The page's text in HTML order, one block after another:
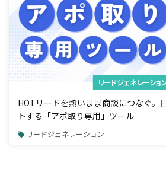
リードジェネレーショ
HOTリードを熱いまま商談につなぐ。
トする「アポ取り専用」ツール
リードジェネレーション